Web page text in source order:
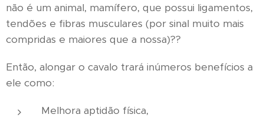
não é um animal, mamífero, que possui ligamentos,
tendões e fibras musculares (por sinal muito mais
compridas e maiores que a nossa)??
Então, alongar o cavalo trará inúmeros benefícios a
ele como:
Melhora aptidão física,